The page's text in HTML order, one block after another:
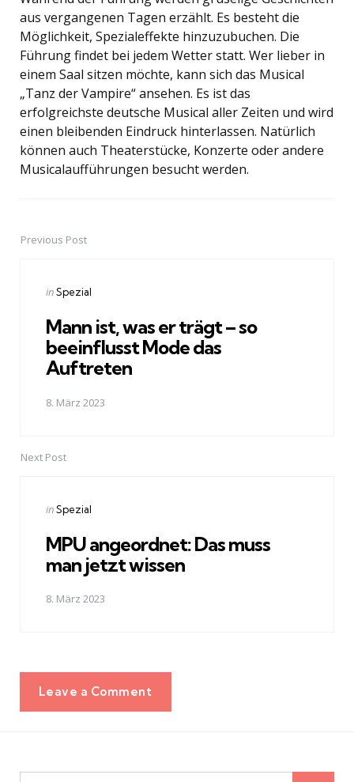
aus vergangenen Tagen erzählt. Es besteht die
Möglichkeit, Spezialeffekte hinzuzubuchen. Die
Führung findet bei jedem Wetter statt. Wer lieber in
einem Saal sitzen möchte, kann sich das Musical
„Tanz der Vampire“ ansehen. Es ist das
erfolgreichste deutsche Musical aller Zeiten und wird
einen bleibenden Eindruck hinterlassen. Natürlich
können auch Theaterstücke, Konzerte oder andere
Musicalaufführungen besucht werden.
PostPrevious Post
Posted
inSpezial
Mann ist, was er trägt – so
beeinflusst Mode das
Auftreten
8. März 2023
Next Post
Posted
inSpezial
MPU angeordnet: Das muss
man jetzt wissen
8. März 2023
Leave a Comment